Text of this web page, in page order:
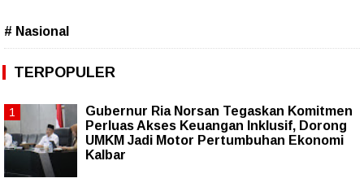
# Nasional
TERPOPULER
Gubernur Ria Norsan Tegaskan Komitmen
Perluas Akses Keuangan Inklusif, Dorong
UMKM Jadi Motor Pertumbuhan Ekonomi
Kalbar